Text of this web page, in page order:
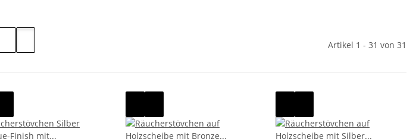
Artikel 1 - 31 von 31